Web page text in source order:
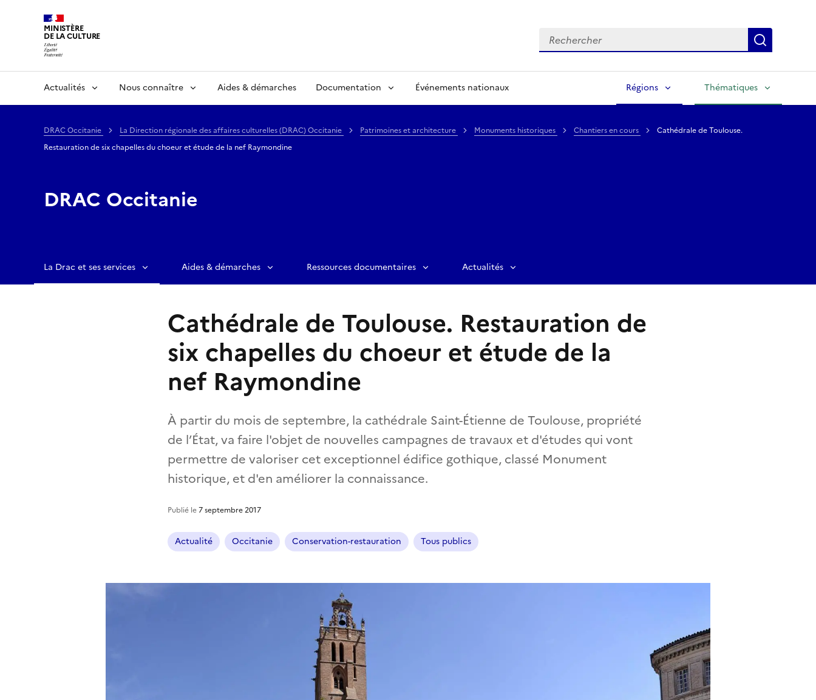
MINISTÈRE
DE LA CULTURE Rechercher
Actualités Nous connaître Aides & démarches Documentation Événements nationaux Régions Thématiques
DRAC Occitanie La Direction régionale des affaires culturelles (DRAC) Occitanie Patrimoines et architecture Monuments historiques Chantiers en cours
Cathédrale de Toulouse.
Restauration de six chapelles du choeur et étude de la nef Raymondine
DRAC Occitanie
La Drac et ses services Aides & démarches Ressources documentaires Actualités
Cathédrale de Toulouse. Restauration de
six chapelles du choeur et étude de la
nef Raymondine
À partir du mois de septembre, la cathédrale Saint-Étienne de Toulouse, propriété
de l’État, va faire l'objet de nouvelles campagnes de travaux et d'études qui vont
permettre de valoriser cet exceptionnel édifice gothique, classé Monument
historique, et d'en améliorer la connaissance.
Publié le7 septembre 2017
Actualité Occitanie Conservation-restauration Tous publics